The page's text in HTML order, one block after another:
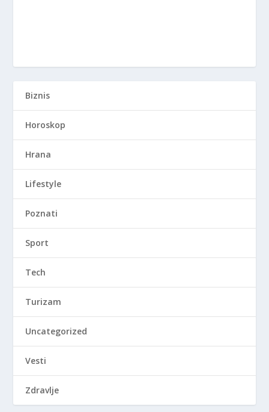
Biznis
Horoskop
Hrana
Lifestyle
Poznati
Sport
Tech
Turizam
Uncategorized
Vesti
Zdravlje